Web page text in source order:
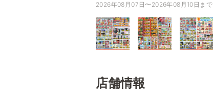
2026年08月07日〜2026年08月10日まで
店舗情報